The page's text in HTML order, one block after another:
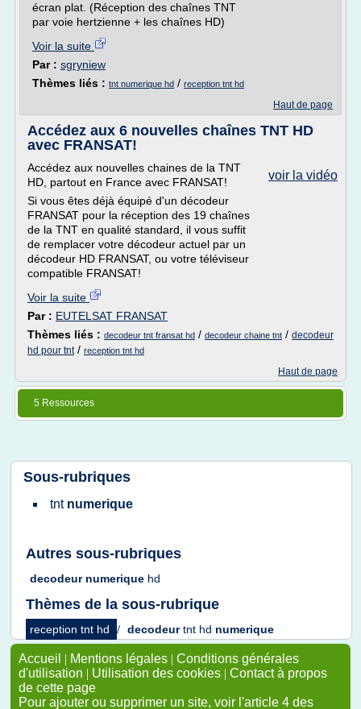
écran plat. (Réception des chaînes TNT
par voie hertzienne + les chaînes HD)
Voir la suite
Par : sgryniew
Thèmes liés : tnt numerique hd / reception tnt hd
Haut de page
Accédez aux 6 nouvelles chaînes TNT HD
avec FRANSAT!
voir la vidéo
Accédez aux nouvelles chaines de la TNT
HD, partout en France avec FRANSAT!
Si vous êtes déjà équipé d'un décodeur
FRANSAT pour la réception des 19 chaînes
de la TNT en qualité standard, il vous suffit
de remplacer votre décodeur actuel par un
décodeur HD FRANSAT, ou votre téléviseur
compatible FRANSAT!
Voir la suite
Par : EUTELSAT FRANSAT
Thèmes liés : decodeur tnt fransat hd / decodeur chaine tnt / decodeur
hd pour tnt/ reception tnt hd
Haut de page
5 Ressources
Sous-rubriques
tnt numerique
Autres sous-rubriques
decodeur numerique hd
Thèmes de la sous-rubrique
reception tnt hd / decodeurtnt hd numerique
Accueil | Mentions légales | Conditions générales
d'utilisation | Utilisation des cookies | Contact à propos
de cette page
Pour ajouter ou supprimer un site, voir l'article 4 des